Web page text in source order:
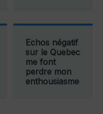
Echos négatif
sur le Quebec
me font
perdre mon
enthousiasme